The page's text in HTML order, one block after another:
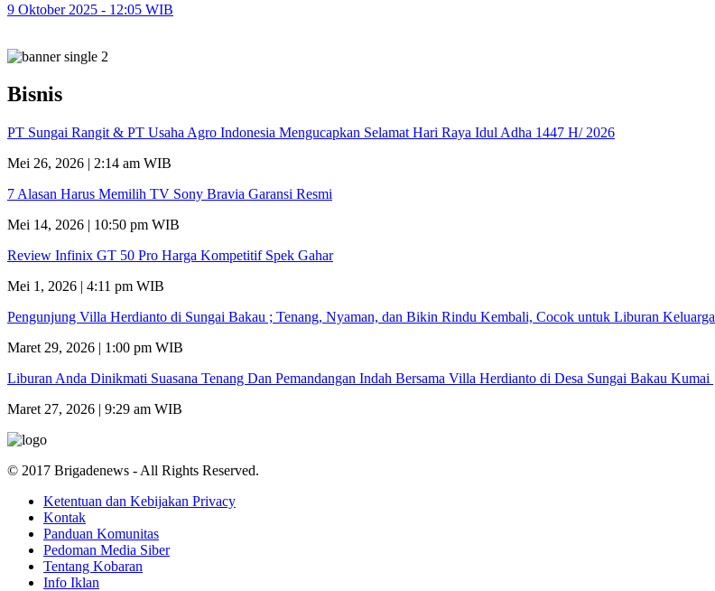
9 Oktober 2025 - 12:05 WIB
Bisnis
PT Sungai Rangit & PT Usaha Agro Indonesia Mengucapkan Selamat Hari Raya Idul Adha 1447 H/ 2026
Mei 26, 2026 | 2:14 am WIB
7 Alasan Harus Memilih TV Sony Bravia Garansi Resmi
Mei 14, 2026 | 10:50 pm WIB
Review Infinix GT 50 Pro Harga Kompetitif Spek Gahar
Mei 1, 2026 | 4:11 pm WIB
Pengunjung Villa Herdianto di Sungai Bakau ; Tenang, Nyaman, dan Bikin Rindu Kembali, Cocok untuk Liburan Keluarga
Maret 29, 2026 | 1:00 pm WIB
Liburan Anda Dinikmati Suasana Tenang Dan Pemandangan Indah Bersama Villa Herdianto di Desa Sungai Bakau Kumai
Maret 27, 2026 | 9:29 am WIB
© 2017 Brigadenews - All Rights Reserved.
Ketentuan dan Kebijakan Privacy
Kontak
Panduan Komunitas
Pedoman Media Siber
Tentang Kobaran
Info Iklan